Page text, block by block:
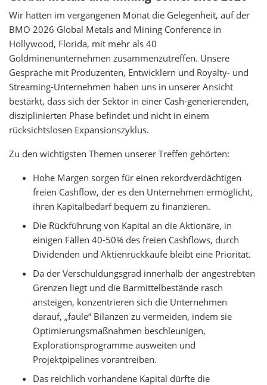
Wir hatten im vergangenen Monat die Gelegenheit, auf der
BMO 2026 Global Metals and Mining Conference in
Hollywood, Florida, mit mehr als 40
Goldminenunternehmen zusammenzutreffen. Unsere
Gespräche mit Produzenten, Entwicklern und Royalty- und
Streaming-Unternehmen haben uns in unserer Ansicht
bestärkt, dass sich der Sektor in einer Cash-generierenden,
disziplinierten Phase befindet und nicht in einem
rücksichtslosen Expansionszyklus.
Zu den wichtigsten Themen unserer Treffen gehörten:
Hohe Margen sorgen für einen rekordverdächtigen
freien Cashflow, der es den Unternehmen ermöglicht,
ihren Kapitalbedarf bequem zu finanzieren.
Die Rückführung von Kapital an die Aktionäre, in
einigen Fällen 40-50% des freien Cashflows, durch
Dividenden und Aktienrückkäufe bleibt eine Priorität.
Da der Verschuldungsgrad innerhalb der angestrebten
Grenzen liegt und die Barmittelbestände rasch
ansteigen, konzentrieren sich die Unternehmen
darauf, „faule“ Bilanzen zu vermeiden, indem sie
Optimierungsmaßnahmen beschleunigen,
Explorationsprogramme ausweiten und
Projektpipelines vorantreiben.
Das reichlich vorhandene Kapital dürfte die